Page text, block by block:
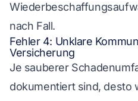
nach Fall.
Fehler 4: Unklare
Versicherung
Je sauberer
dokumentiert sind, desto